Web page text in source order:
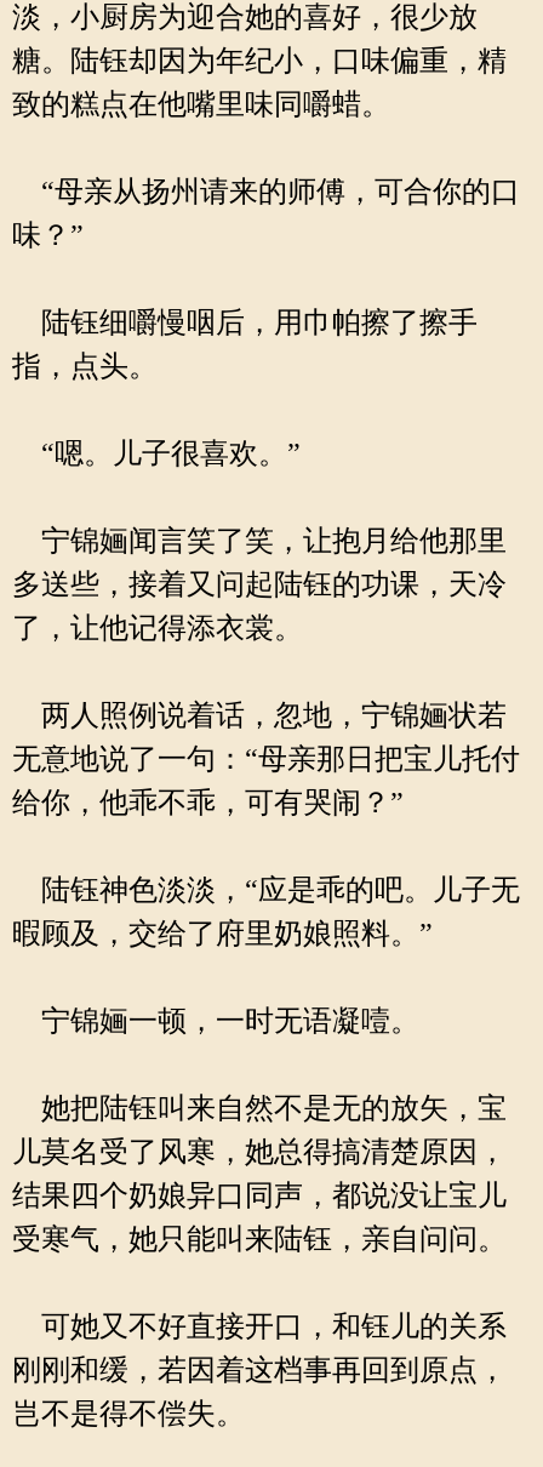
淡，小厨房为迎合她的喜好，很少放
糖。陆钰却因为年纪小，口味偏重，精
致的糕点在他嘴里味同嚼蜡。
“母亲从扬州请来的师傅，可合你的口
味？”
陆钰细嚼慢咽后，用巾帕擦了擦手
指，点头。
“嗯。儿子很喜欢。”
宁锦婳闻言笑了笑，让抱月给他那里
多送些，接着又问起陆钰的功课，天冷
了，让他记得添衣裳。
两人照例说着话，忽地，宁锦婳状若
无意地说了一句：“母亲那日把宝儿托付
给你，他乖不乖，可有哭闹？”
陆钰神色淡淡，“应是乖的吧。儿子无
暇顾及，交给了府里奶娘照料。”
宁锦婳一顿，一时无语凝噎。
她把陆钰叫来自然不是无的放矢，宝
儿莫名受了风寒，她总得搞清楚原因，
结果四个奶娘异口同声，都说没让宝儿
受寒气，她只能叫来陆钰，亲自问问。
可她又不好直接开口，和钰儿的关系
刚刚和缓，若因着这档事再回到原点，
岂不是得不偿失。